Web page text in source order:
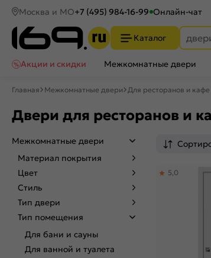
Москва и МО+7 (495) 984-16-99 Онлайн-чат
Каталог
Акции и скидки
Межкомнатные двери
Главная Межкомнатные двери Для ресторанов и кафе
Двери для ресторанов и
Межкомнатные двери
Материал покрытия
Цвет
Стиль
Тип двери
Тип помещения
Для бани и сауны
Для ванной и туалета
5,0